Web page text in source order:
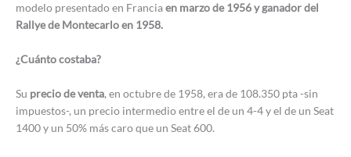
modelo presentado en Franciaen marzo de 1956 y ganador del
Rallye de Montecarlo en 1958.
¿Cuánto costaba?
Su precio de venta, en octubre de 1958, era de 108.350 pta -sin
impuestos-, un precio intermedio entre el de un 4-4 y el de un Seat
1400 y un 50% más caro que un Seat 600.